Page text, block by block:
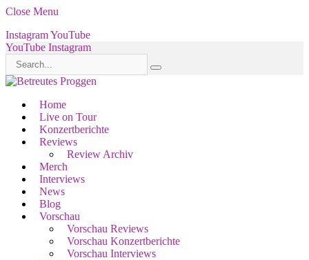
Close Menu
InstagramYouTube
YouTube Instagram
Home
Live on Tour
Konzertberichte
Reviews
Review Archiv
Merch
Interviews
News
Blog
Vorschau
Vorschau Reviews
Vorschau Konzertberichte
Vorschau Interviews